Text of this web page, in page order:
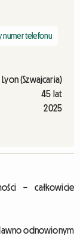
numer telefonu
Lyon (Szwajcaria)
45 lat
2025
– całkowicie
odnowionym